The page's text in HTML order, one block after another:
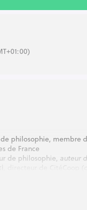
de philosophie, membre
de France
de philosophie, auteur